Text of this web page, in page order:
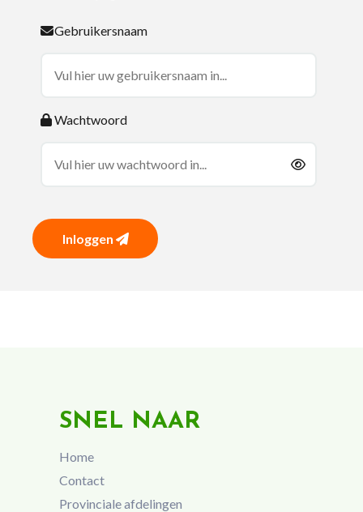
Gebruikersnaam
Wachtwoord
Inloggen
SNEL NAAR
Home
Contact
Provinciale afdelingen